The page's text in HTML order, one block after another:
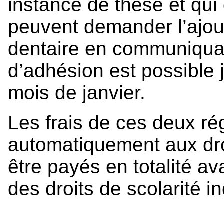
instance de thèse et
peuvent demander
dentaire en
d’adhésion est
mois de janvier.
Les frais de ces deux
automatiquement aux
être payés en totalité
des droits de scolarité